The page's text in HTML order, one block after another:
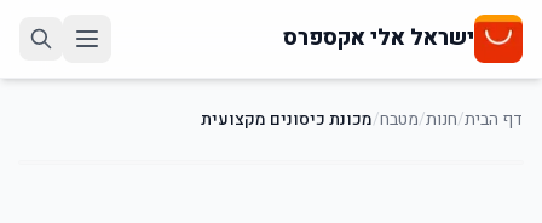
ישראל אלי אקספרס
דף הבית/חנות/מטבח/מכונת כיסונים מקצועית